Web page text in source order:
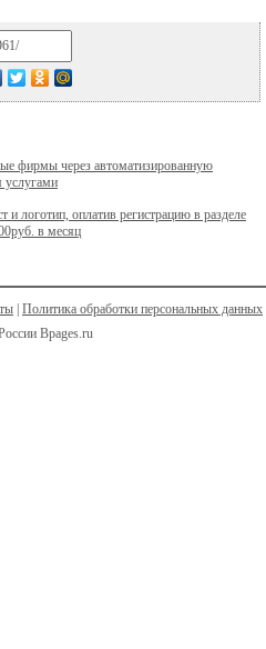
фирмы через автоматизированную
услугами
и логотип, оплатив регистрацию в разделе
в месяц
Политика обработки персональных данных
Bpages.ru